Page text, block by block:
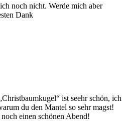
noch nicht. Werde mich aber
Dank
ist seehr schön, ich
du den Mantel so sehr magst!
einen schönen Abend!